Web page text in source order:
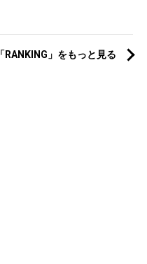
「RANKING」をもっと見る